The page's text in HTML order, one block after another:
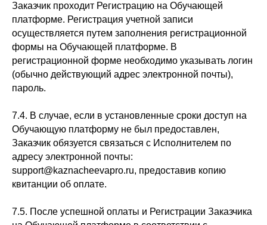
Заказчик проходит Регистрацию на Обучающей
платформе. Регистрация учетной записи
осуществляется путем заполнения регистрационной
формы на Обучающей платформе. В
регистрационной форме необходимо указывать логин
(обычно действующий адрес электронной почты),
пароль.
7.4. В случае, если в установленные сроки доступ на
Обучающую платформу не был предоставлен,
Заказчик обязуется связаться с Исполнителем по
адресу электронной почты:
support@kaznacheevapro.ru, предоставив копию
квитанции об оплате.
7.5. После успешной оплаты и Регистрации Заказчика